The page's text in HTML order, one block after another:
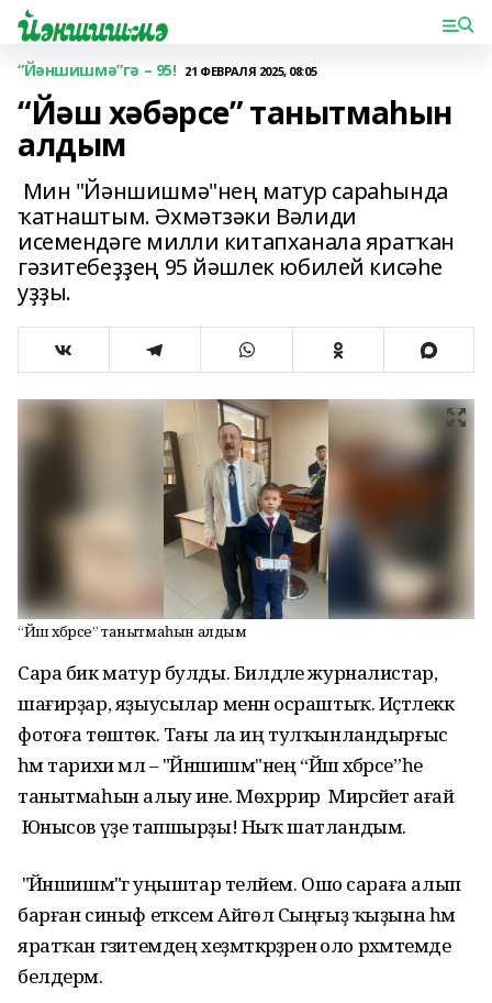
“Йәншишмә”гә – 95! 21 ФЕВРАЛЯ 2025, 08:05
“Йәш хәбәрсе” танытмаһын
алдым
Мин "Йәншишмә"нең матур сараһында
ҡатнаштым. Әхмәтзәки Вәлиди
исемендәге милли китапханала яратҡан
гәзитебеҙҙең 95 йәшлек юбилей кисәһе
уҙҙы.
“Йәш хәбәрсе” танытмаһын алдым
Сара бик матур булды. Билдәле журналистар,
шағирҙар, яҙыусылар менән осраштыҡ. Иҫтәлеккә
фотоға төштөк. Тағы ла иң тулҡынландырғыс
һәм тарихи мәл – "Йәншишмә"нең “Йәш хәбәрсе”һе
танытмаһын алыу ине. Мөхәррир Мирсәйет ағай
Юнысов үҙе тапшырҙы! Ныҡ шатландым.
"Йәншишмә"гә уңыштар теләйем. Ошо сараға алып
барған синыф етәксем Айгөл Сыңғыҙ ҡыҙына һәм
яратҡан гәзитемдең хеҙмәткәрҙәренә оло рәхмәтемде
белдерәм.